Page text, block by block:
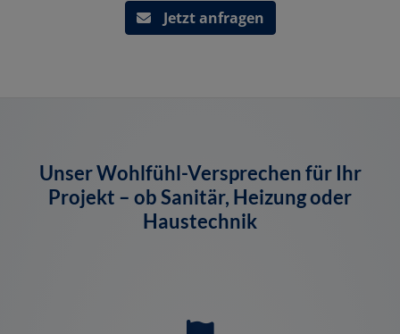
Jetzt anfragen
Unser Wohlfühl-Versprechen für Ihr
Projekt ­­­­– ob Sanitär, Heizung oder
Haustechnik